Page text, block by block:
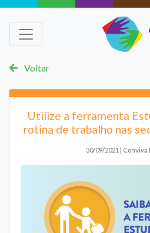
Voltar
Utilize a ferramenta
rotina de trabalho nas
30/09/2021 | Conviva